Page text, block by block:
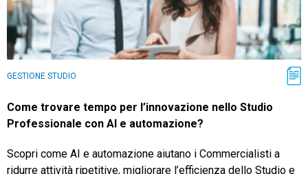
GESTIONE STUDIO
Come trovare tempo per l’innovazione nello Studio
Professionale con AI e automazione?
Scopri come AI e automazione aiutano i Commercialisti a
ridurre attività ripetitive, migliorare l’efficienza dello Studio e